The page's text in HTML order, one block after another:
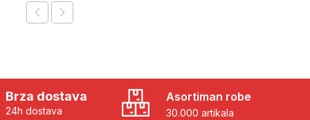
Brza dostava
24h dostava
Asortiman robe
30.000 artikala